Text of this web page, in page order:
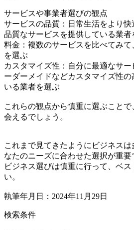
サービスや事業者選びの観点
サービスの品質：日常生活をより
品質なサービスを提供している業者
料金：複数のサービスを比べてみ
を選ぶ
カスタマイズ性：自分に最適なサ
ーダーメイドなどカスタマイズ性
いる業者を選ぶ
これらの観点から慎重に選ぶこと
会えるでしょう。
これまで見てきたようにビジネス
なたのニーズに合わせた選択が重要
ビジネス選びは慎重に行って、ベ
い。
執筆年月日：2024年11月29日
検索条件